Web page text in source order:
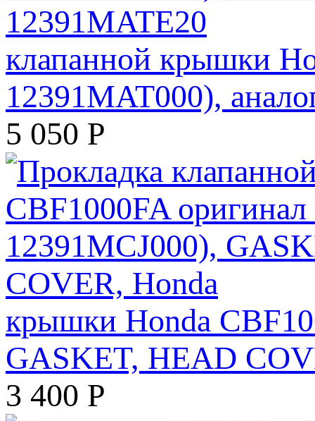
клапанной крышки
12391MAT000),
5 050 Р
крышки Honda
GASKET, HEAD
3 400 Р